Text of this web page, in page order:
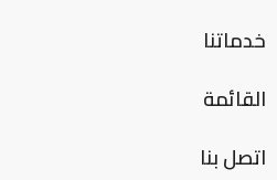
خدماتنا
القائمة
اتصل بنا